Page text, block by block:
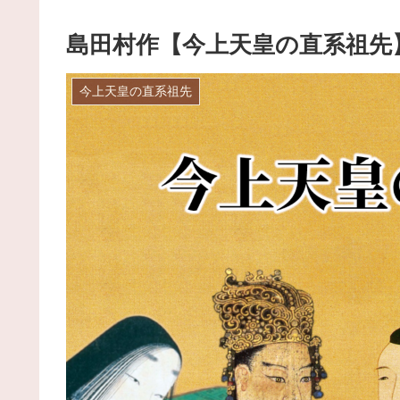
島田村作【今上天皇の直系祖先
今上天皇の直系祖先